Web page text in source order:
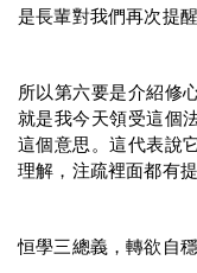
是長輩對我們再次提
所以第六要是介紹修
就是我今天領受這個
這個意思。這代表說
理解，注疏裡面都有
恒學三總義，轉欲自